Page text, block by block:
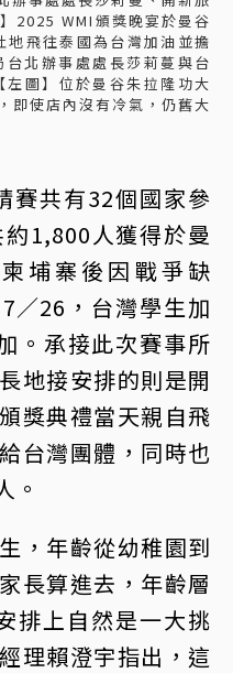
2025 WMI頒獎晚宴於曼谷
地飛往泰國為台灣加油並擔
北辦事處處長莎莉蔓與台
圖】位於曼谷朱拉隆功大
即使店內沒有冷氣，仍舊大
賽共有32個國家參
1,800人獲得於曼
埔寨後因戰爭缺
，台灣學生加
。承接此次賽事所
地接安排的則是開
獎典禮當天親自飛
台灣團體，同時也
。
，年齡從幼稚園到
長算進去，年齡層
排上自然是一大挑
理賴澄宇指出，這